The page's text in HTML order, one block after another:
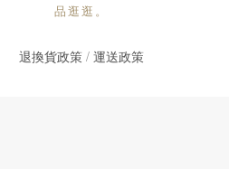
品逛逛。
退換貨政策/ 運送政策